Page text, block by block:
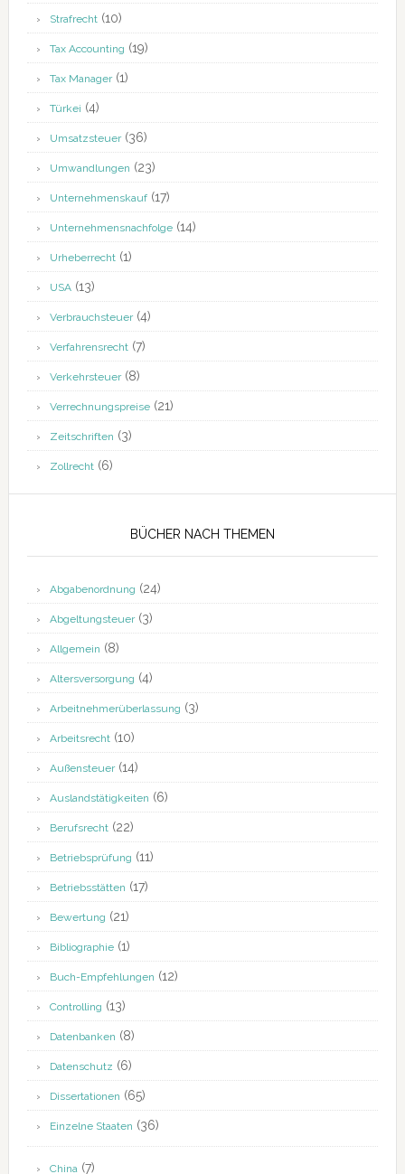
Strafrecht(10)
Tax Accounting (19)
Tax Manager(1)
Türkei (4)
Umsatzsteuer(36)
Umwandlungen (23)
Unternehmenskauf(17)
Unternehmensnachfolge(14)
Urheberrecht(1)
USA(13)
Verbrauchsteuer(4)
Verfahrensrecht(7)
Verkehrsteuer(8)
Verrechnungspreise(21)
Zeitschriften (3)
Zollrecht(6)
BÜCHER NACH THEMEN
Abgabenordnung (24)
Abgeltungsteuer(3)
Allgemein (8)
Altersversorgung (4)
Arbeitnehmerüberlassung (3)
Arbeitsrecht(10)
Außensteuer(14)
Auslandstätigkeiten (6)
Berufsrecht(22)
Betriebsprüfung (11)
Betriebsstätten (17)
Bewertung (21)
Bibliographie(1)
Buch-Empfehlungen (12)
Controlling (13)
Datenbanken (8)
Datenschutz (6)
Dissertationen (65)
Einzelne Staaten (36)
China(7)